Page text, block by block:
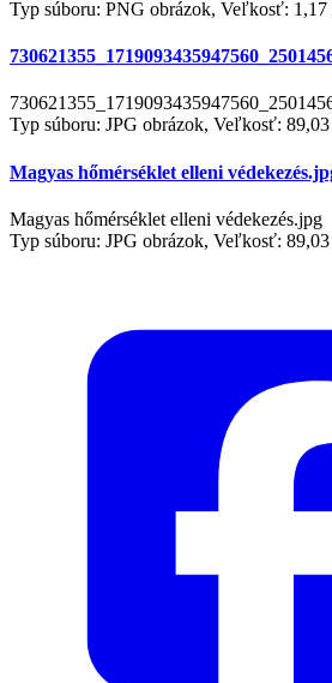
Typ súboru: PNG obrázok, Veľkosť:
Typ súboru: JPG obrázok, Veľkosť:
Magyas hőmérséklet elleni
Magyas hőmérséklet elleni védekezés.jpg
Typ súboru: JPG obrázok, Veľkosť: